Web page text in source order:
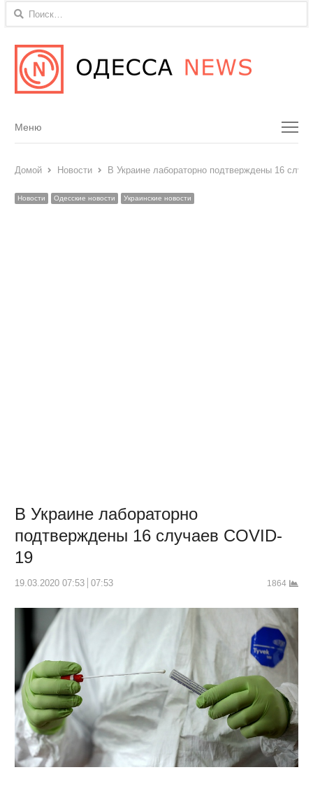
Найти:
Menu
Меню
Домой Новости В Украине лабораторно подтверждены 16
Новости Одесские новости Украинские новости
В Украине лабораторно
подтверждены 16 случаев COVID-
19
19.03.2020 07:53 07:53 1864